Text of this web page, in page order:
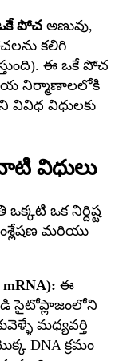
పోచ అణువు,
కలిగి
ఈ ఒకే పోచ
నిర్మాణాలలోకి
వివిధ విధులకు
విధులు
ఒక నిర్దిష్ట
మరియు
ఈ
సైటోప్లాజంలోని
మధ్యవర్తి
DNA క్రమం